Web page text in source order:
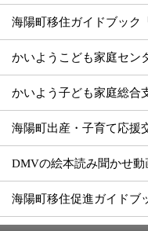
かいようこども家庭セン
かいよう子ども家庭総合
海陽町出産・子育て応援
DMVの絵本読み聞かせ動
海陽町移住促進ガイドブ